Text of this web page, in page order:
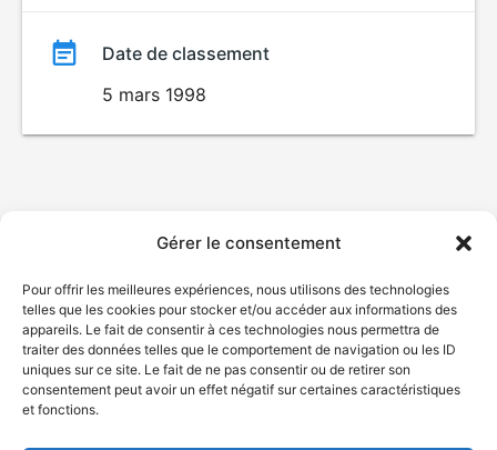
Gérer le consentement
Pour offrir les meilleures expériences, nous utilisons des technologies
telles que les cookies pour stocker et/ou accéder aux informations des
appareils. Le fait de consentir à ces technologies nous permettra de
traiter des données telles que le comportement de navigation ou les ID
uniques sur ce site. Le fait de ne pas consentir ou de retirer son
consentement peut avoir un effet négatif sur certaines caractéristiques
et fonctions.
Date de classement
5 mars 1998